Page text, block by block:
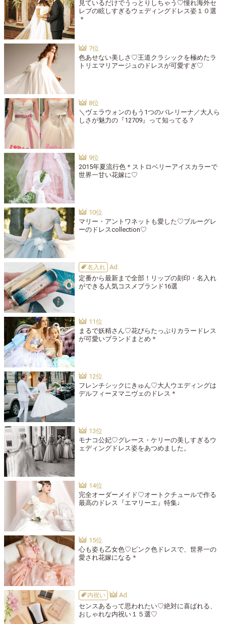
見ているだけでうっとりしちゃう♡憧れ海外セ
レブの眩しすぎるウェディングドレス姿１０選
＊
色あせない美しさ♡王道クラシックを極めたラ
トリエマリアージュのドレスが可愛すぎ♡
＼ヴェラウォンのもう1つのバレリーナ／大人ら
しさが魅力の『12709』って知ってる？
2015年夏流行色＊ストロベリーアイスカラーで
世界一甘い花嫁に♡
マリー・アントワネットも愛した♡ブルーグレ
ーのドレスcollection♡
名入れ
定番から最新まで全部！リップの刻印・名入れ
ができる人気コスメブランド16選
まるで妖精さん♡花びらたっぷりカラードレス
が可愛いブランドまとめ＊
フレンチシックにきゅん♡大人ウエディングは
デルフィーヌマニヴェのドレス＊
モナコ公妃♡グレース・ケリーの美しすぎるウ
ェディングドレス姿をあつめました。
完全オーダーメイド♡オートクチュールで作る
最高のドレス『エマリーエ』特集♩
心も姿も乙女色♡ピンク色ドレスで、世界一の
愛され花嫁になる＊
内祝い
センスあるって思われたい♡絶対に喜ばれる、
おしゃれな内祝い１５選♡